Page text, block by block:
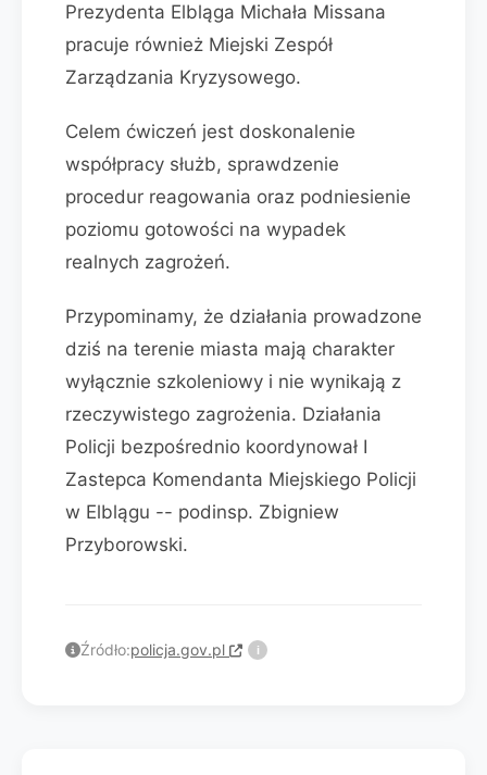
Prezydenta Elbląga Michała Missana
pracuje również Miejski Zespół
Zarządzania Kryzysowego.
Celem ćwiczeń jest doskonalenie
współpracy służb, sprawdzenie
procedur reagowania oraz podniesienie
poziomu gotowości na wypadek
realnych zagrożeń.
Przypominamy, że działania prowadzone
dziś na terenie miasta mają charakter
wyłącznie szkoleniowy i nie wynikają z
rzeczywistego zagrożenia. Działania
Policji bezpośrednio koordynował I
Zastepca Komendanta Miejskiego Policji
w Elblągu -- podinsp. Zbigniew
Przyborowski.
Źródło:policja.gov.pl i